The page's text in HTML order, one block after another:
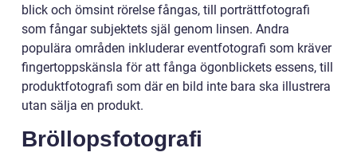
blick och ömsint rörelse fångas, till porträttfotografi
som fångar subjektets själ genom linsen. Andra
populära områden inkluderar eventfotografi som kräver
fingertoppskänsla för att fånga ögonblickets essens, till
produktfotografi som där en bild inte bara ska illustrera
utan sälja en produkt.
Bröllopsfotografi